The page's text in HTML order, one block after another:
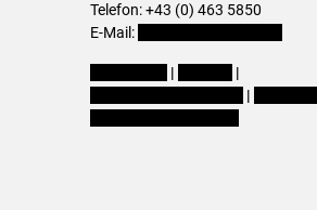
Telefon: +43 (0) 463 5850
E-Mail:
|
|
|